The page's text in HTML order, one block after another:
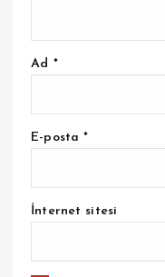
Ad *
E-posta*
İnternet sitesi